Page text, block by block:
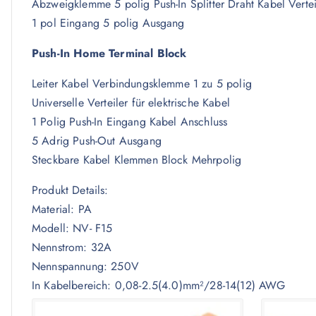
Abzweigklemme 5 polig Push-In Splitter Draht Kabel
1 pol Eingang 5 polig Ausgang
Push-In Home Terminal Block
Leiter Kabel Verbindungsklemme 1 zu 5 polig
Universelle Verteiler für elektrische Kabel
1 Polig Push-In Eingang Kabel Anschluss
5 Adrig Push-Out Ausgang
Steckbare Kabel Klemmen Block Mehrpolig
Produkt Details:
Material: PA
Modell: NV- F15
Nennstrom: 32A
Nennspannung: 250V
In Kabelbereich: 0,08-2.5(4.0)mm²/28-14(12) AWG